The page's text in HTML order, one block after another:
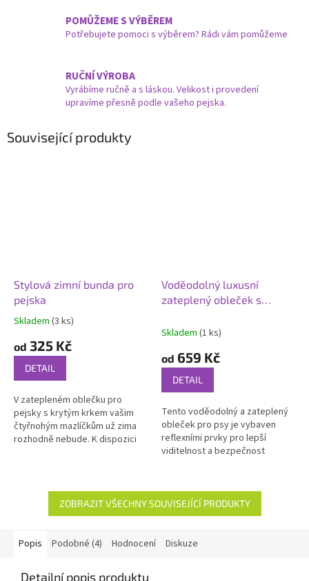
POMŮŽEME S VÝBĚREM
Potřebujete pomoci s výběrem? Rádi vám pomůžeme
RUČNÍ VÝROBA
Vyrábíme ručně a s láskou. Velikost i provedení
upravíme přesně podle vašeho pejska.
Související produkty
Stylová zimní bunda pro
pejska
Průměrné
produktu
5,0
5
hvězdiček.
Skladem (3 ks)
od 325 Kč
DETAIL
V zatepleném oblečku pro
pejsky s krytým krkem vašim
čtyřnohým mazlíčkům už zima
rozhodně nebude. K dispozici
Voděodolný luxusní
zateplený obleček s
Skladem (1 ks)
od 659 Kč
DETAIL
Tento voděodolný a zateplený
obleček pro psy je vybaven
reflexními prvky pro lepší
viditelnost a bezpečnost
nošení...
ZOBRAZIT VŠECHNY SOUVISEJÍCÍ PRODUKTY
Popis Podobné (4) Hodnocení Diskuze
Detailní popis produktu